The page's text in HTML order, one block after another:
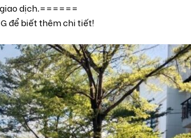
giao dịch.======
để biết thêm chi tiết!